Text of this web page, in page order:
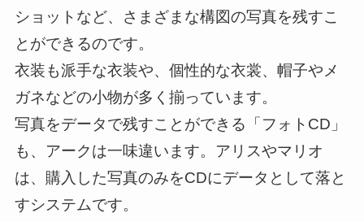
ショットなど、さまざまな構図の写真を残すこ
とができるのです。
衣装も派手な衣装や、個性的な衣裳、帽子やメ
ガネなどの小物が多く揃っています。
写真をデータで残すことができる「フォトCD」
も、アークは一味違います。アリスやマリオ
は、購入した写真のみをCDにデータとして落と
すシステムです。